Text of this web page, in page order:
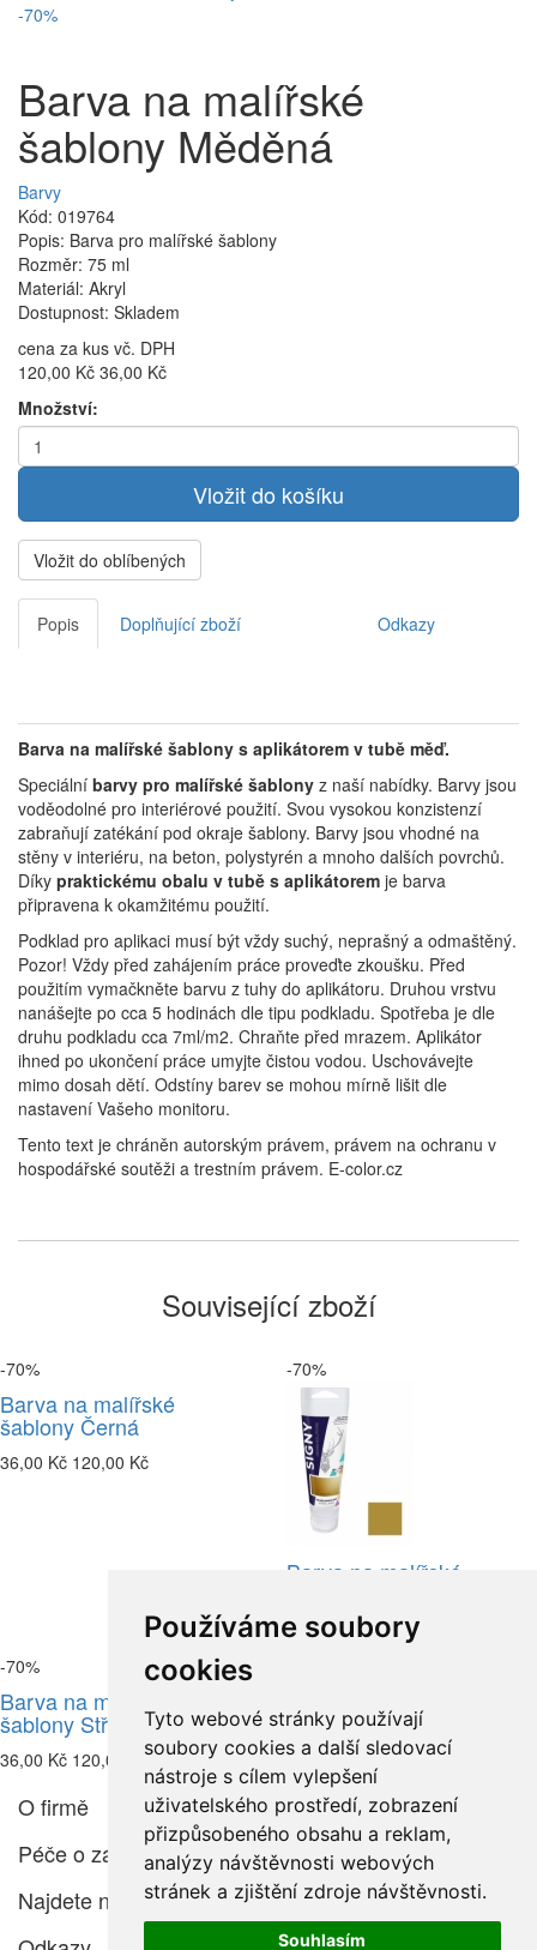
Používáme soubory
cookies
Tyto webové stránky používají
soubory cookies a další sledovací
nástroje s cílem vylepšení
uživatelského prostředí, zobrazení
přizpůsobeného obsahu a reklam,
analýzy návštěvnosti webových
stránek a zjištění zdroje návštěvnosti.
Souhlasím
-70%
Barva na malířské
šablony Měděná
Barvy
Kód: 019764
Popis: Barva pro malířské šablony
Rozměr: 75 ml
Materiál: Akryl
Dostupnost: Skladem
cena za kus vč. DPH
120,00 Kč 36,00 Kč
Množství:
Vložit do oblíbených
Popis Doplňující zboží Odkazy
Barva na malířské šablony s aplikátorem v tubě měď.
Speciální barvy pro malířské šablony z naší nabídky. Barvy jsou
voděodolné pro interiérové použití. Svou vysokou konzistenzí
zabraňují zatékání pod okraje šablony. Barvy jsou vhodné na
stěny v interiéru, na beton, polystyrén a mnoho dalších povrchů.
Díky praktickému obalu v tubě s aplikátorem je barva
připravena k okamžitému použití.
Podklad pro aplikaci musí být vždy suchý, neprašný a odmaštěný.
Pozor! Vždy před zahájením práce proveďte zkoušku. Před
použitím vymačkněte barvu z tuhy do aplikátoru. Druhou vrstvu
nanášejte po cca 5 hodinách dle tipu podkladu. Spotřeba je dle
druhu podkladu cca 7ml/m2. Chraňte před mrazem. Aplikátor
ihned po ukončení práce umyjte čistou vodou. Uschovávejte
mimo dosah dětí. Odstíny barev se mohou mírně lišit dle
nastavení Vašeho monitoru.
Tento text je chráněn autorským právem, právem na ochranu v
hospodářské soutěži a trestním právem. E-color.cz
Související zboží
-70%
Barva na malířské
šablony Černá
36,00 Kč 120,00 Kč
-70%
Barva na malířské
36,00 Kč 120,00 Kč
-70%
Barva na malířské
šablony Stříbrná
36,00 Kč 120,00 Kč
šablony Růže
36,00 Kč 120,00 Kč
O firmě
Péče o zákazníka
Najdete nás